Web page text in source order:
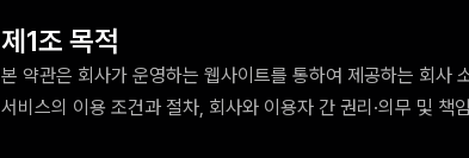
제1조 목적
본 약관은 회사가 운영하는 웹사이트를 통하여 제공하는 회사
서비스의 이용 조건과 절차, 회사와 이용자 간 권리·의무 및 책